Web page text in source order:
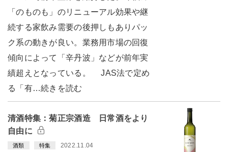
「のものも」のリニューアル効果や継
続する家飲み需要の後押しもありパッ
ク系の動きが良い。業務用市場の回復
傾向によって「辛丹波」などが前年実
績超えとなっている。 JAS法で定め
る「有…続きを読む
清酒特集：菊正宗酒造 日常酒をより
自由に
酒類 特集 2022.11.04